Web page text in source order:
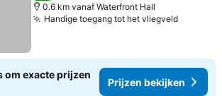
0.6 km vanaf Waterfront Hall
Handige toegang tot het vliegveld
om exacte prijzen
Prijzen bekijken